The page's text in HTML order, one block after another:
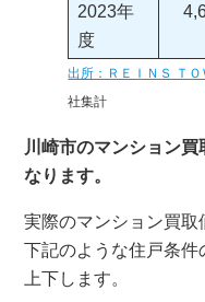
2023年
度
出所：ＲＥＩＮＳ ＴＯ
社集計
川崎市のマンション
なります。
実際のマンション買取
下記のような住戸条
上下します。